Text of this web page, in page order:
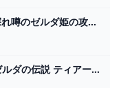
【ティアキン】真実を探れ噂のゼルダ姫の攻略と報酬【ゼルダの伝説ティアーズオブザキングダム】 - ゲームウィズ
#12 いざ、水の神殿【ゼルダの伝説 ティアーズ オブ ザ キングダム│#まうはまうまう】 - YouTube